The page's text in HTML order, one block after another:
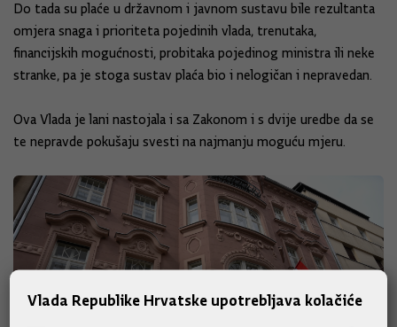
Do tada su plaće u državnom i javnom sustavu bile rezultanta
omjera snaga i prioriteta pojedinih vlada, trenutaka,
financijskih mogućnosti, probitaka pojedinog ministra ili neke
stranke, pa je stoga sustav plaća bio i nelogičan i nepravedan.
Ova Vlada je lani nastojala i sa Zakonom i s dvije uredbe da se
te nepravde pokušaju svesti na najmanju moguću mjeru.
Vlada Republike Hrvatske upotrebljava kolačiće